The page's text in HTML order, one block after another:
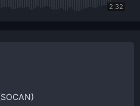
2:32